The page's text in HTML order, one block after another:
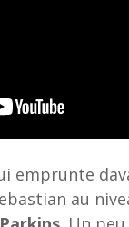
emprunte
au